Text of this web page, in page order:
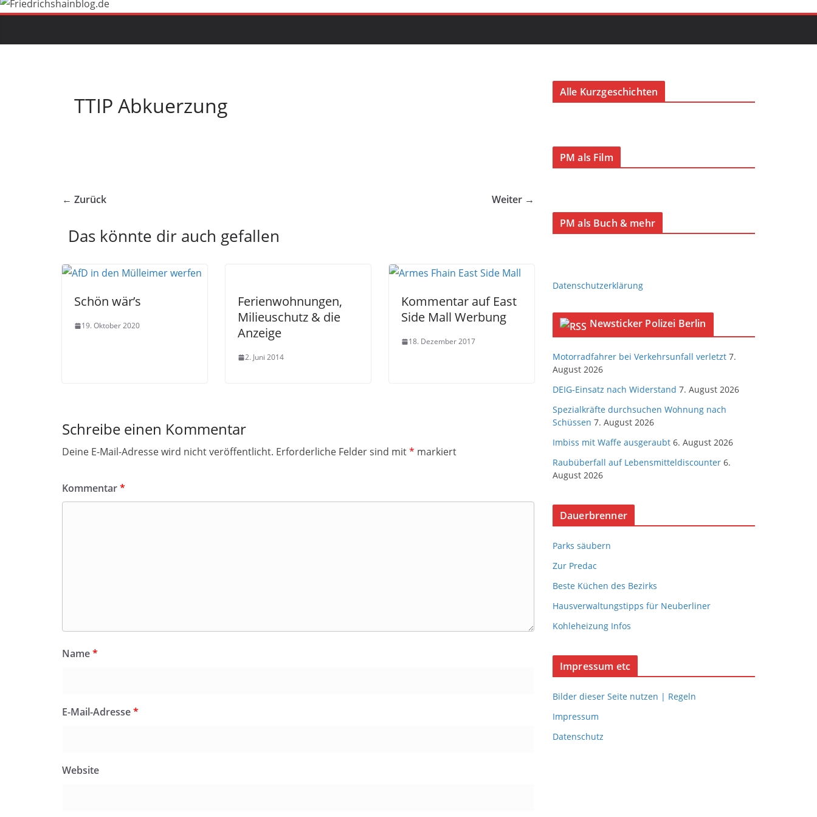
TTIP Abkuerzung
← Zurück Weiter →
Das könnte dir auch gefallen
Schön wär’s
19. Oktober 2020
Ferienwohnungen,
Milieuschutz & die
Anzeige
2. Juni 2014
Kommentar auf East
Side Mall Werbung
18. Dezember 2017
Schreibe einen Kommentar
Deine E-Mail-Adresse wird nicht veröffentlicht. Erforderliche Felder sind mit* markiert
Kommentar*
Name*
E-Mail-Adresse*
Website
Alle Kurzgeschichten
PM als Film
PM als Buch & mehr
Datenschutzerklärung
Newsticker Polizei Berlin
Motorradfahrer bei Verkehrsunfall verletzt 7.
August 2026
DEIG-Einsatz nach Widerstand 7. August 2026
Spezialkräfte durchsuchen Wohnung nach
Schüssen 7. August 2026
Imbiss mit Waffe ausgeraubt 6. August 2026
Raubüberfall auf Lebensmitteldiscounter 6.
August 2026
Dauerbrenner
Parks säubern
Zur Predac
Beste Küchen des Bezirks
Hausverwaltungstipps für Neuberliner
Kohleheizung Infos
Impressum etc
Bilder dieser Seite nutzen | Regeln
Impressum
Datenschutz